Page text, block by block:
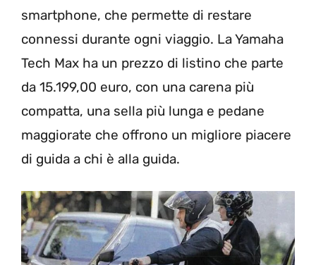
smartphone, che permette di restare
connessi durante ogni viaggio. La Yamaha
Tech Max ha un prezzo di listino che parte
da 15.199,00 euro, con una carena più
compatta, una sella più lunga e pedane
maggiorate che offrono un migliore piacere
di guida a chi è alla guida.